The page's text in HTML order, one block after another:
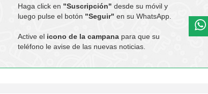
Haga click en "Suscripción" desde su móvil y
luego pulse el botón "Seguir" en su WhatsApp.
Active el icono de la campanapara que su
teléfono le avise de las nuevas noticias.